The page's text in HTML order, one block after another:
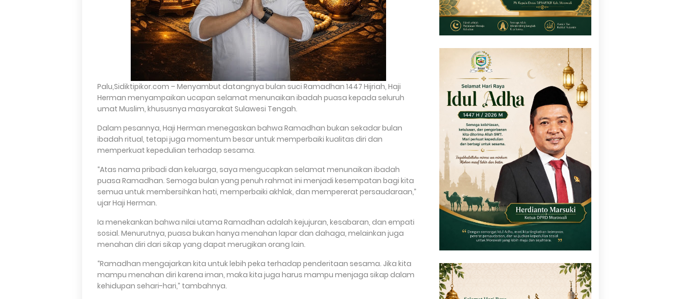
Palu,Sidiktipikor.com – Menyambut datangnya bulan suci Ramadhan 1447 Hijriah, Haji
Herman menyampaikan ucapan selamat menunaikan ibadah puasa kepada seluruh
umat Muslim, khususnya masyarakat Sulawesi Tengah.
Dalam pesannya, Haji Herman menegaskan bahwa Ramadhan bukan sekadar bulan
ibadah ritual, tetapi juga momentum besar untuk memperbaiki kualitas diri dan
memperkuat kepedulian terhadap sesama.
“Atas nama pribadi dan keluarga, saya mengucapkan selamat menunaikan ibadah
puasa Ramadhan. Semoga bulan yang penuh rahmat ini menjadi kesempatan bagi kita
semua untuk membersihkan hati, memperbaiki akhlak, dan mempererat persaudaraan,”
ujar Haji Herman.
Ia menekankan bahwa nilai utama Ramadhan adalah kejujuran, kesabaran, dan empati
sosial. Menurutnya, puasa bukan hanya menahan lapar dan dahaga, melainkan juga
menahan diri dari sikap yang dapat merugikan orang lain.
“Ramadhan mengajarkan kita untuk lebih peka terhadap penderitaan sesama. Jika kita
mampu menahan diri karena iman, maka kita juga harus mampu menjaga sikap dalam
kehidupan sehari-hari,” tambahnya.